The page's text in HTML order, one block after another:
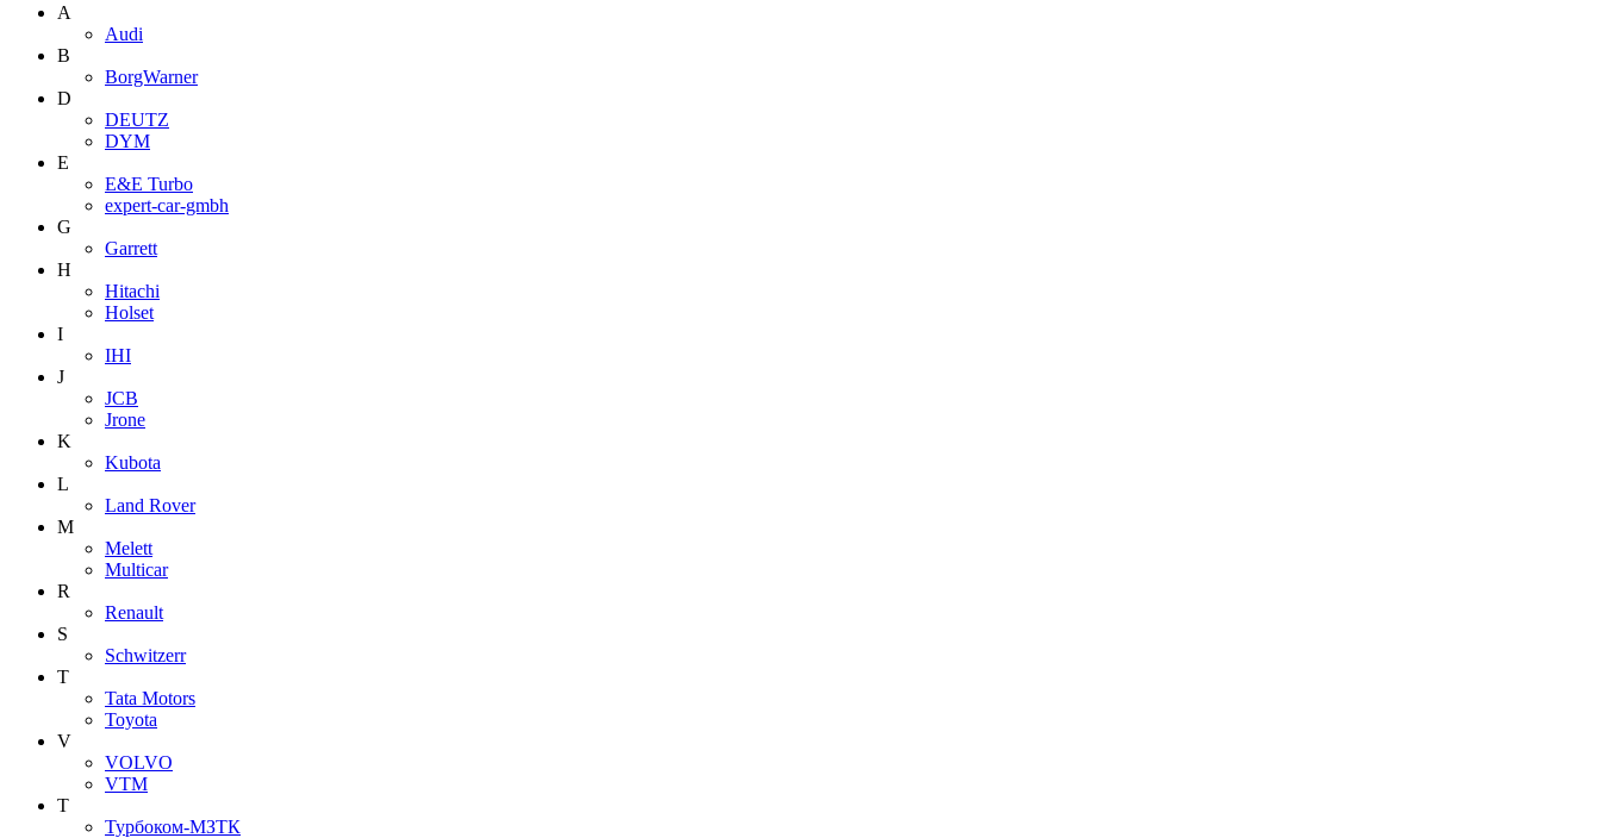
A
Audi
B
BorgWarner
D
DEUTZ
DYM
E
E&E Turbo
expert-car-gmbh
G
Garrett
H
Hitachi
Holset
I
IHI
J
JCB
Jrone
K
Kubota
L
Land Rover
M
Melett
Multicar
R
Renault
S
Schwitzerr
T
Tata Motors
Toyota
V
VOLVO
VTM
Т
Турбоком-МЗТК